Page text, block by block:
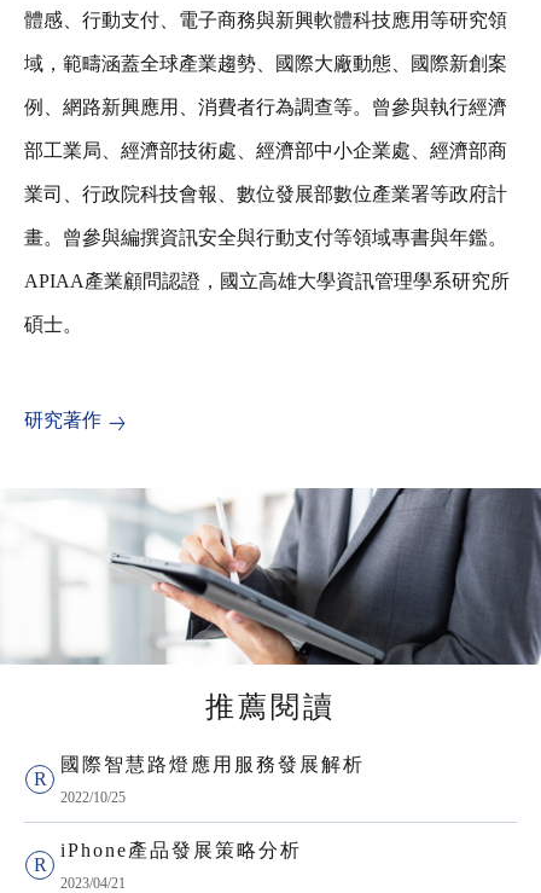
體感、行動支付、電子商務與新興軟體科技應用等研究領
域，範疇涵蓋全球產業趨勢、國際大廠動態、國際新創案
例、網路新興應用、消費者行為調查等。曾參與執行經濟
部工業局、經濟部技術處、經濟部中小企業處、經濟部商
業司、行政院科技會報、數位發展部數位產業署等政府計
畫。曾參與編撰資訊安全與行動支付等領域專書與年鑑。
APIAA產業顧問認證，國立高雄大學資訊管理學系研究所
碩士。
研究著作
推薦閱讀
國際智慧路燈應用服務發展解析
2022/10/25
iPhone產品發展策略分析
2023/04/21